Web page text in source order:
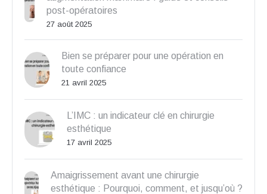
post-opératoires
27 août 2025
Bien se préparer pour une opération en
toute confiance
21 avril 2025
L’IMC : un indicateur clé en chirurgie
esthétique
17 avril 2025
Amaigrissement avant une chirurgie
esthétique : Pourquoi, comment, et jusqu’où ?